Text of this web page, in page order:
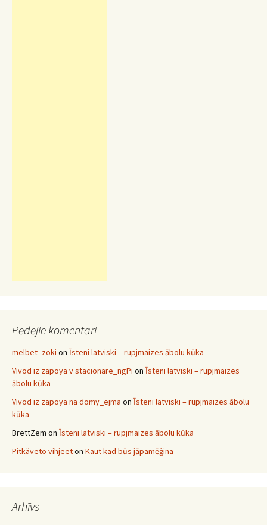
Pēdējie komentāri
melbet_zoki on Īsteni latviski – rupjmaizes ābolu kūka
Vivod iz zapoya v stacionare_ngPi on Īsteni latviski – rupjmaizes
ābolu kūka
Vivod iz zapoya na domy_ejma on Īsteni latviski – rupjmaizes ābolu
kūka
BrettZem on Īsteni latviski – rupjmaizes ābolu kūka
Pitkäveto vihjeeton Kaut kad būs jāpamēģina
Arhīvs